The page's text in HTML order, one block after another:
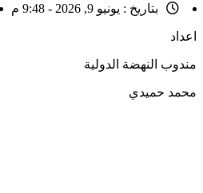
بتاريخ : يونيو 9, 2026 - 9:48 م
اعداد
مندوب النهضة الدولية
محمد حميدي